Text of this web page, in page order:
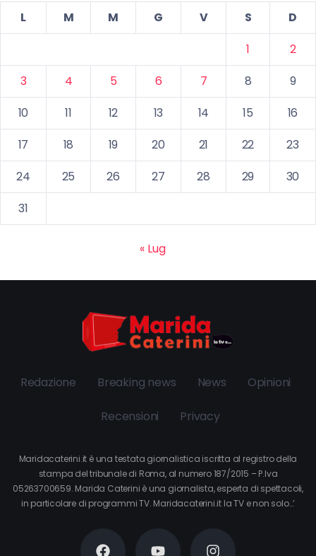
L
M M G V S
D
1
2
3
4 5 6 7 8
9
10
11 12 13 14 15
16
17
18 19 20 21 22
23
24
25 26 27 28 29
30
31
« Lug
Redazione Breaking news News Opinioni
Recensioni Privacy
Maridacaterini.it è una testata giornalistica iscritta al registro della
stampa del tribunale di Roma, al numero 187/2015 – P.Iva
05263700659. Marida Caterini è una giornalista, esperta di spettacoli,
in particolare di programmi TV. Maridacaterini.it la TV e non solo…’